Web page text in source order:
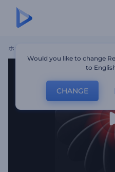
ホーム
Would you like to change
to
CHANGE